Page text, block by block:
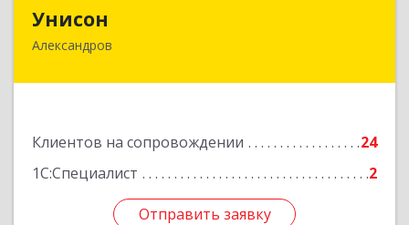
Унисон
Александров
Клиентов на сопровождении
24
1С:Специалист
2
Отправить заявку
601650, Владимирская обл, Александровский р-
Подробнее
Отправить заявку